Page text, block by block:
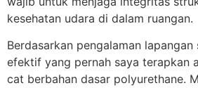
kesehatan udara di dalam ruangan.
Berdasarkan pengalaman
efektif yang pernah saya terapkan
cat berbahan dasar polyurethane.